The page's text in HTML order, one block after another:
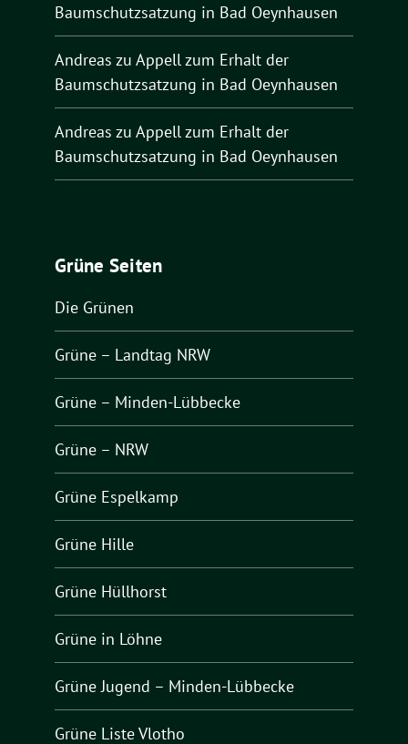
Baumschutzsatzung in Bad Oeynhausen
Andreas zu Appell zum Erhalt der
Baumschutzsatzung in Bad Oeynhausen
Andreas zu Appell zum Erhalt der
Baumschutzsatzung in Bad Oeynhausen
Grüne Seiten
Die Grünen
Grüne – Landtag NRW
Grüne – Minden-Lübbecke
Grüne – NRW
Grüne Espelkamp
Grüne Hille
Grüne Hüllhorst
Grüne in Löhne
Grüne Jugend – Minden-Lübbecke
Grüne Liste Vlotho